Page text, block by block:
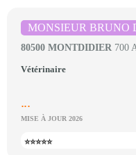
MONSIEUR BRUNO
80500 MONTDIDIER 700
Vétérinaire
...
MISE À JOUR 2026
⭐⭐⭐⭐⭐